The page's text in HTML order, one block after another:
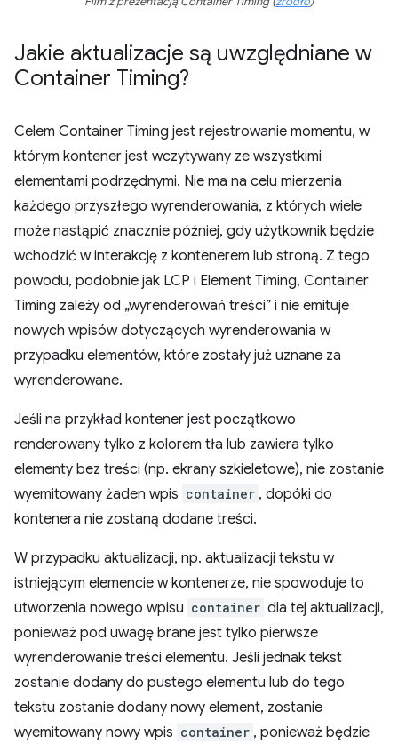
Jakie aktualizacje są uwzględniane w
Container Timing?
Celem Container Timing jest rejestrowanie momentu, w
którym kontener jest wczytywany ze wszystkimi
elementami podrzędnymi. Nie ma na celu mierzenia
każdego przyszłego wyrenderowania, z których wiele
może nastąpić znacznie później, gdy użytkownik będzie
wchodzić w interakcję z kontenerem lub stroną. Z tego
powodu, podobnie jak LCP i Element Timing, Container
Timing zależy od „wyrenderowań treści” i nie emituje
nowych wpisów dotyczących wyrenderowania w
przypadku elementów, które zostały już uznane za
wyrenderowane.
Jeśli na przykład kontener jest początkowo
renderowany tylko z kolorem tła lub zawiera tylko
elementy bez treści (np. ekrany szkieletowe), nie zostanie
wyemitowany żaden wpis container , dopóki do
kontenera nie zostaną dodane treści.
W przypadku aktualizacji, np. aktualizacji tekstu w
istniejącym elemencie w kontenerze, nie spowoduje to
utworzenia nowego wpisu container dla tej aktualizacji,
ponieważ pod uwagę brane jest tylko pierwsze
wyrenderowanie treści elementu. Jeśli jednak tekst
zostanie dodany do pustego elementu lub do tego
tekstu zostanie dodany nowy element, zostanie
wyemitowany nowy wpis container , ponieważ będzie